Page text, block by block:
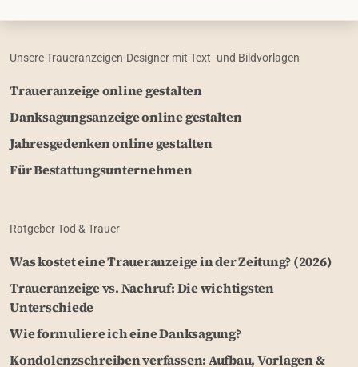
Unsere Traueranzeigen-Designer mit Text- und Bildvorlagen
Traueranzeige online gestalten
Danksagungsanzeige online gestalten
Jahresgedenken online gestalten
Für Bestattungsunternehmen
Ratgeber Tod & Trauer
Was kostet eine Traueranzeige in der Zeitung? (2026)
Traueranzeige vs. Nachruf: Die wichtigsten
Unterschiede
Wie formuliere ich eine Danksagung?
Kondolenzschreiben verfassen: Aufbau, Vorlagen &